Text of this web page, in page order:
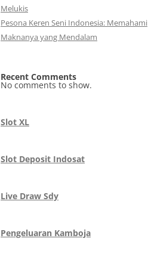
Melukis
Pesona Keren Seni Indonesia: Memahami
Maknanya yang Mendalam
Recent Comments
No comments to show.
Slot XL
Slot Deposit Indosat
Live Draw Sdy
Pengeluaran Kamboja